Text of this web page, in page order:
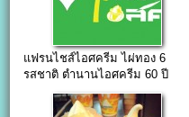
แฟรนไชส์ไอศครีม ไผ่ทอง 6
รสชาติ ตำนานไอศครีม 60 ปี